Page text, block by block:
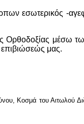
εσωτερικός -
Ορθοδοξίας μέσω
επιβιώσεώς μας.
Κοσμά του Αιτωλού